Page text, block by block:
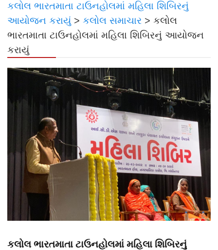
કલોલ ભારતમાતા ટાઉનહોલમાં મહિલા શિબિરનું
આયોજન કરાયું > કલોલ સમાચાર > કલોલ
ભારતમાતા ટાઉનહોલમાં મહિલા શિબિરનું આયોજન
કરાયું
કલોલ ભારતમાતા ટાઉનહોલમાં મહિલા શિબિરનું